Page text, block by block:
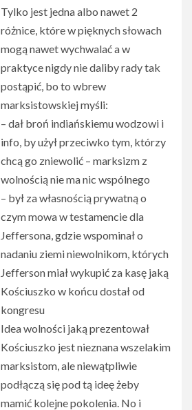
Tylko jest jedna albo nawet 2
różnice, które w pięknych słowach
mogą nawet wychwalać a w
praktyce nigdy nie daliby rady tak
postąpić, bo to wbrew
marksistowskiej myśli:
– dał broń indiańskiemu wodzowi i
info, by użył przeciwko tym, którzy
chcą go zniewolić – marksizm z
wolnością nie ma nic wspólnego
– był za własnością prywatną o
czym mowa w testamencie dla
Jeffersona, gdzie wspominał o
nadaniu ziemi niewolnikom, których
Jefferson miał wykupić za kasę jaką
Kościuszko w końcu dostał od
kongresu
Idea wolności jaką prezentował
Kościuszko jest nieznana wszelakim
marksistom, ale niewątpliwie
podłączą się pod tą ideę żeby
mamić kolejne pokolenia. No i